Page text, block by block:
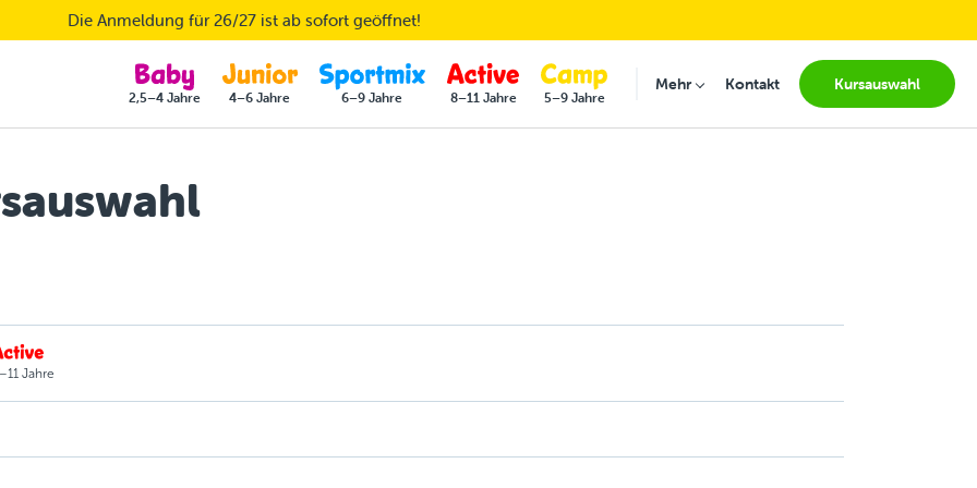
Die Anmeldung für 26/27 ist ab sofort geöffnet!
2,5–4 Jahre 4–6 Jahre 6–9 Jahre 8–11 Jahre 5–9 Jahre
MehrSubmenu for "Mehr"
Kontakt Kursauswahl(current)
Jahre